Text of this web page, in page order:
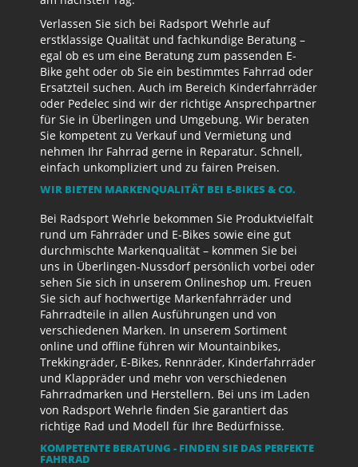
Verlassen Sie sich bei Radsport Wehrle auf
erstklassige Qualität und fachkundige Beratung –
egal ob es um eine Beratung zum passenden E-
Bike geht oder ob Sie ein bestimmtes Fahrrad oder
Ersatzteil suchen. Auch im Bereich Kinderfahrräder
oder Pedelec sind wir der richtige Ansprechpartner
für Sie in Überlingen und Umgebung. Wir beraten
Sie kompetent zu Verkauf und Vermietung und
nehmen Ihr Fahrrad gerne in Reparatur. Schnell,
einfach unkompliziert und zu fairen Preisen.
WIR BIETEN MARKENQUALITÄT BEI E-BIKES & CO.
Bei Radsport Wehrle bekommen Sie Produktvielfalt
rund um Fahrräder und E-Bikes sowie eine gut
durchmischte Markenqualität – kommen Sie bei
uns in Überlingen-Nussdorf persönlich vorbei oder
sehen Sie sich in unserem Onlineshop um. Freuen
Sie sich auf hochwertige Markenfahrräder und
Fahrradteile in allen Ausführungen und von
verschiedenen Marken. In unserem Sortiment
online und offline führen wir Mountainbikes,
Trekkingräder, E-Bikes, Rennräder, Kinderfahrräder
und Klappräder und mehr von verschiedenen
Fahrradmarken und Herstellern. Bei uns im Laden
von Radsport Wehrle finden Sie garantiert das
richtige Rad und Modell für Ihre Bedürfnisse.
KOMPETENTE BERATUNG - FINDEN SIE DAS PERFEKTE
FAHRRAD